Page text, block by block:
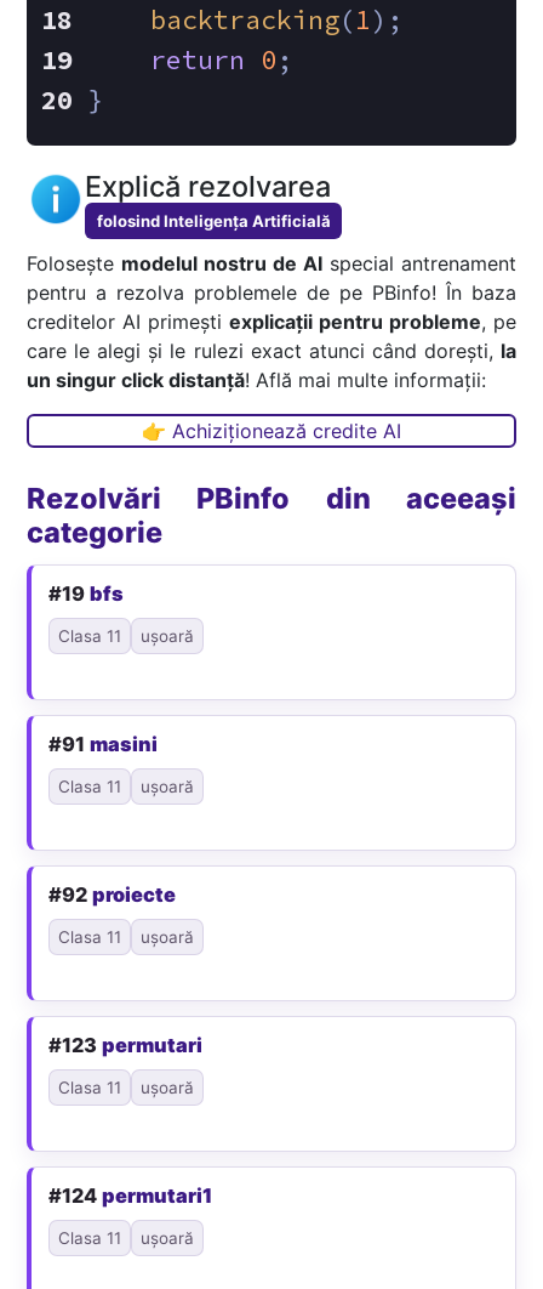
backtracking(1);
return
0 ;
}
Explică rezolvarea
folosind Inteligența Artificială
Folosește modelul nostru de AIspecial antrenament
pentru a rezolva problemele de pe PBinfo! În baza
creditelor AI primești explicații pentru probleme, pe
care le alegi și le rulezi exact atunci când dorești, la
un singur click distanță! Află mai multe informații:
👉 Achiziționează credite AI
Rezolvări PBinfo din aceeași
categorie
#19bfs
Clasa 11 ușoară
#91masini
Clasa 11 ușoară
#92proiecte
Clasa 11 ușoară
#123permutari
Clasa 11 ușoară
#124permutari1
Clasa 11 ușoară